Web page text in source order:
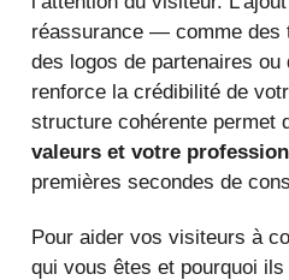
réassurance — comme des
des logos de partenaires
renforce la crédibilité de
structure cohérente permet
valeurs et votre
premières secondes de
Pour aider vos visiteurs à
qui vous êtes et pourquoi